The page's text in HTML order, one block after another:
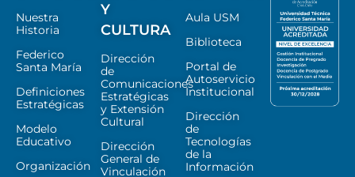
Nuestra
Historia
Federico
Santa María
Definiciones
Estratégicas
Modelo
Educativo
Organización
Y
CULTURA
Dirección
de
Comunicaciones
Estratégicas
y Extensión
Cultural
Dirección
General de
Vinculación
Aula USM
Biblioteca
Portal de
Autoservicio
Institucional
Dirección
de
Tecnologías
de la
Información